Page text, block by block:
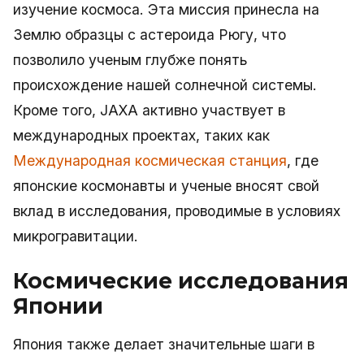
изучение космоса. Эта миссия принесла на
Землю образцы с астероида Рюгу, что
позволило ученым глубже понять
происхождение нашей солнечной системы.
Кроме того, JAXA активно участвует в
международных проектах, таких как
Международная космическая станция, где
японские космонавты и ученые вносят свой
вклад в исследования, проводимые в условиях
микрогравитации.
Космические исследования
Японии
Япония также делает значительные шаги в